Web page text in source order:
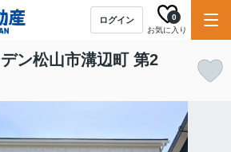
ログイン
お気に入り
0
ン松山市溝辺町 第2